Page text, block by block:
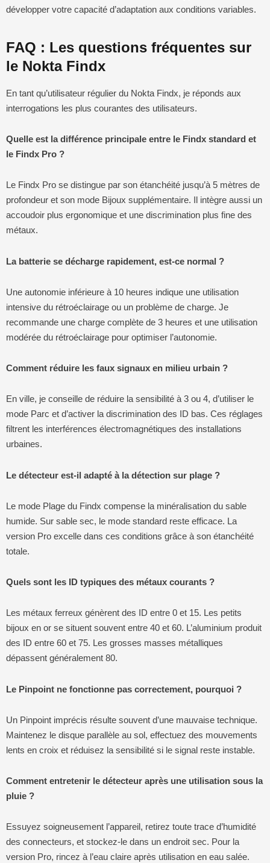
développer votre capacité d’adaptation aux conditions variables.
FAQ : Les questions fréquentes sur
le Nokta Findx
En tant qu’utilisateur régulier du Nokta Findx, je réponds aux
interrogations les plus courantes des utilisateurs.
Quelle est la différence principale entre le Findx standard et
le Findx Pro ?
Le Findx Pro se distingue par son étanchéité jusqu’à 5 mètres de
profondeur et son mode Bijoux supplémentaire. Il intègre aussi un
accoudoir plus ergonomique et une discrimination plus fine des
métaux.
La batterie se décharge rapidement, est-ce normal ?
Une autonomie inférieure à 10 heures indique une utilisation
intensive du rétroéclairage ou un problème de charge. Je
recommande une charge complète de 3 heures et une utilisation
modérée du rétroéclairage pour optimiser l’autonomie.
Comment réduire les faux signaux en milieu urbain ?
En ville, je conseille de réduire la sensibilité à 3 ou 4, d’utiliser le
mode Parc et d’activer la discrimination des ID bas. Ces réglages
filtrent les interférences électromagnétiques des installations
urbaines.
Le détecteur est-il adapté à la détection sur plage ?
Le mode Plage du Findx compense la minéralisation du sable
humide. Sur sable sec, le mode standard reste efficace. La
version Pro excelle dans ces conditions grâce à son étanchéité
totale.
Quels sont les ID typiques des métaux courants ?
Les métaux ferreux génèrent des ID entre 0 et 15. Les petits
bijoux en or se situent souvent entre 40 et 60. L’aluminium produit
des ID entre 60 et 75. Les grosses masses métalliques
dépassent généralement 80.
Le Pinpoint ne fonctionne pas correctement, pourquoi ?
Un Pinpoint imprécis résulte souvent d’une mauvaise technique.
Maintenez le disque parallèle au sol, effectuez des mouvements
lents en croix et réduisez la sensibilité si le signal reste instable.
Comment entretenir le détecteur après une utilisation sous la
pluie ?
Essuyez soigneusement l’appareil, retirez toute trace d’humidité
des connecteurs, et stockez-le dans un endroit sec. Pour la
version Pro, rincez à l’eau claire après utilisation en eau salée.